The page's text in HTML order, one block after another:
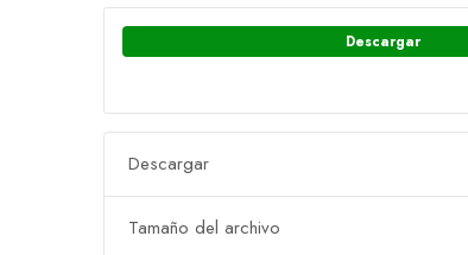
Descargar
Descargar
Tamaño del archivo